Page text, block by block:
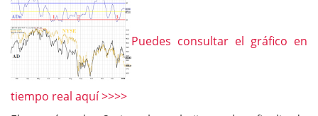
Puedes consultar el gráfico en
tiempo real aquí >>>>